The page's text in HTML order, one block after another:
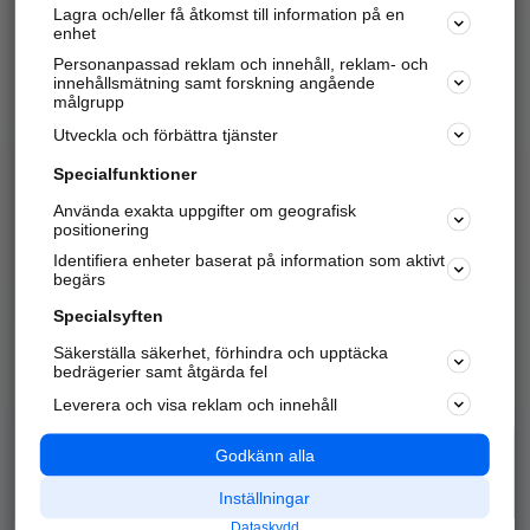
Sök företag, personer och platser.
Hitta telefonnummer, adresser, företagsinfo mm.
Marknadsför företaget
Kom igång och annonsera mot
samarbetspartners nära dig.
Alla kategorier
Populära sökningar
API & Kartor
Annonsera
Integritet
Nödnummer
Lagra och/eller få åtkomst till information på en
enhet
Personanpassad reklam och innehåll, reklam- och
innehållsmätning samt forskning angående
målgrupp
Utveckla och förbättra tjänster
Specialfunktioner
Använda exakta uppgifter om geografisk
positionering
Identifiera enheter baserat på information som aktivt
begärs
Specialsyften
Säkerställa säkerhet, förhindra och upptäcka
bedrägerier samt åtgärda fel
Leverera och visa reklam och innehåll
Godkänn alla
Inställningar
Dataskydd